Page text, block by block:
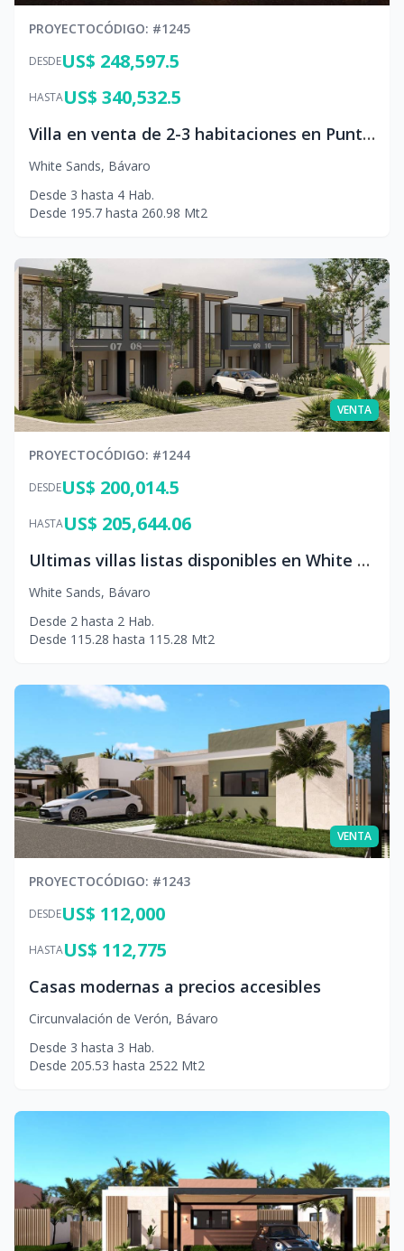
PROYECTOCÓDIGO: #1245
DESDEUS$ 248,597.5
HASTAUS$ 340,532.5
Villa en venta de 2-3 habitaciones en Punta Cana
White Sands, Bávaro
Desde 3 hasta 4 Hab.
Desde 195.7 hasta 260.98 Mt2
VENTA
PROYECTOCÓDIGO: #1244
DESDEUS$ 200,014.5
HASTAUS$ 205,644.06
Ultimas villas listas disponibles en White Sands
White Sands, Bávaro
Desde 2 hasta 2 Hab.
Desde 115.28 hasta 115.28 Mt2
VENTA
PROYECTOCÓDIGO: #1243
DESDEUS$ 112,000
HASTAUS$ 112,775
Casas modernas a precios accesibles
Circunvalación de Verón, Bávaro
Desde 3 hasta 3 Hab.
Desde 205.53 hasta 2522 Mt2